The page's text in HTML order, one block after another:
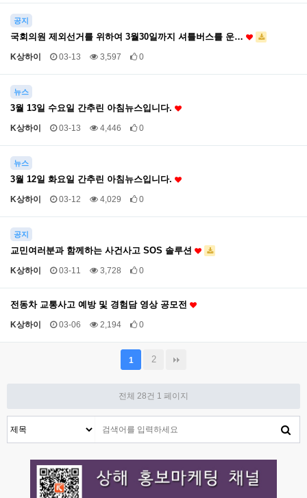
공지
국회의원 제외선거를 위하여 3월30일까지 셔틀버스를 운…
K상하이 03-13 3,597 0
뉴스
3월 13일 수요일 간추린 아침뉴스입니다.
K상하이 03-13 4,446 0
뉴스
3월 12일 화요일 간추린 아침뉴스입니다.
K상하이 03-12 4,029 0
공지
교민여러분과 함께하는 사건사고 SOS 솔루션
K상하이 03-11 3,728 0
전동차 교통사고 예방 및 경험담 영상 공모전
K상하이 03-06 2,194 0
1 2
전체 28건 1 페이지